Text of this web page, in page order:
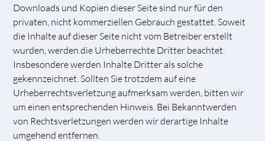
Downloads und Kopien dieser Seite sind nur für den
privaten, nicht kommerziellen Gebrauch gestattet. Soweit
die Inhalte auf dieser Seite nicht vom Betreiber erstellt
wurden, werden die Urheberrechte Dritter beachtet.
Insbesondere werden Inhalte Dritter als solche
gekennzeichnet. Sollten Sie trotzdem auf eine
Urheberrechtsverletzung aufmerksam werden, bitten wir
um einen entsprechenden Hinweis. Bei Bekanntwerden
von Rechtsverletzungen werden wir derartige Inhalte
umgehend entfernen.